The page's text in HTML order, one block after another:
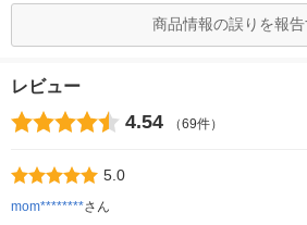
商品情報の誤りを報告
レビュー
4.54 （69件）
5.0
mom********さん